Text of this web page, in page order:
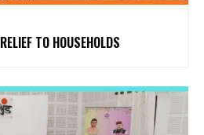
TO HOUSEHOLDS